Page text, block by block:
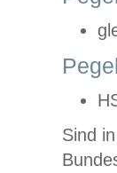
Sind